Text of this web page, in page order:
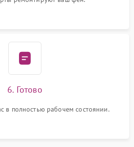
6. Готово
в полностью рабочем состоянии.